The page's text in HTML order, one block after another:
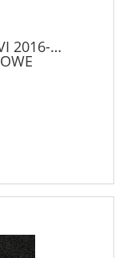
2016-…